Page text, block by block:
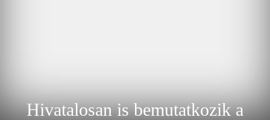
Hivatalosan is bemutatkozik a